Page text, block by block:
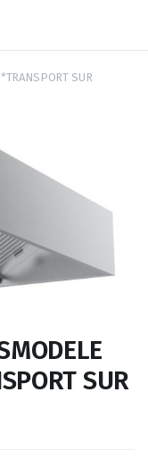
SUR
SUR